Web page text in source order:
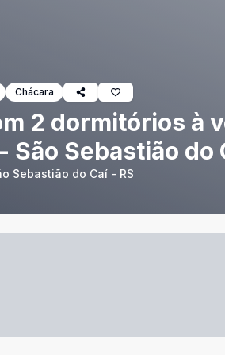
Chácara
2 dormitórios à
São Sebastião do
Sebastião do Caí - RS